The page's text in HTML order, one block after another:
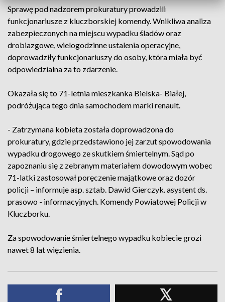
Sprawę pod nadzorem prokuratury prowadzili
funkcjonariusze z kluczborskiej komendy. Wnikliwa analiza
zabezpieczonych na miejscu wypadku śladów oraz
drobiazgowe, wielogodzinne ustalenia operacyjne,
doprowadziły funkcjonariuszy do osoby, która miała być
odpowiedzialna za to zdarzenie.
Okazała się to 71-letnia mieszkanka Bielska- Białej,
podróżująca tego dnia samochodem marki renault.
- Zatrzymana kobieta została doprowadzona do
prokuratury, gdzie przedstawiono jej zarzut spowodowania
wypadku drogowego ze skutkiem śmiertelnym. Sąd po
zapoznaniu się z zebranym materiałem dowodowym wobec
71-latki zastosował poręczenie majątkowe oraz dozór
policji – informuje asp. sztab. Dawid Gierczyk. asystent ds.
prasowo - informacyjnych. Komendy Powiatowej Policji w
Kluczborku.
Za spowodowanie śmiertelnego wypadku kobiecie grozi
nawet 8 lat więzienia.